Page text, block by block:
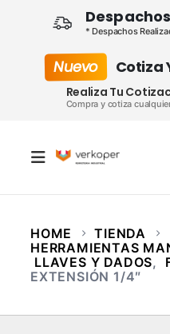
* Despachos
Nuevo Cotiza
Realiza Tu
Compra y cotiza
HOME
TIENDA
HERRAMIENTAS
LLAVES Y DADOS,
EXTENSIÓN 1/4″